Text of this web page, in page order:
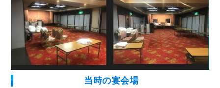
当時の宴会場